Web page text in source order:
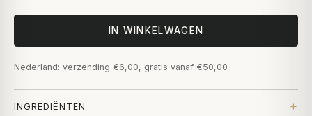
IN WINKELWAGEN
Nederland: verzending €6,00, gratis vanaf €50,00
INGREDIËNTEN